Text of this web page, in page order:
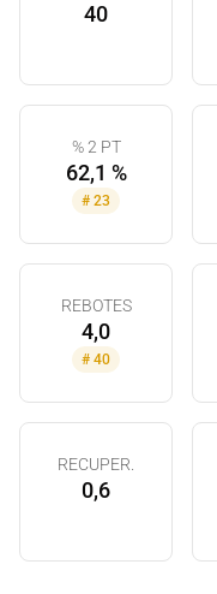
40
% 2 PT
62,1 %
# 23
REBOTES
4,0
# 40
RECUPER.
0,6